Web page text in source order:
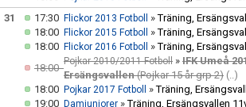
31 17:30 Flickor 2013 Fotboll »Träning,
18:00 Flickor 2015 Fotboll »Träning,
18:00 Flickor 2016 Fotboll »Träning,
18:00
Pojkar 2010/2011 Fotboll » IFK Umeå
Ersängsvallen(Pojkar 15 år grp 2) (..)
18:00 Pojkar 2017 Fotboll »Träning,
19:00 Damjuniorer »Träning, Ersängsvallen